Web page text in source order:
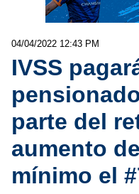
04/04/2022 12:43 PM
IVSS
parte del
aumento
mínimo el